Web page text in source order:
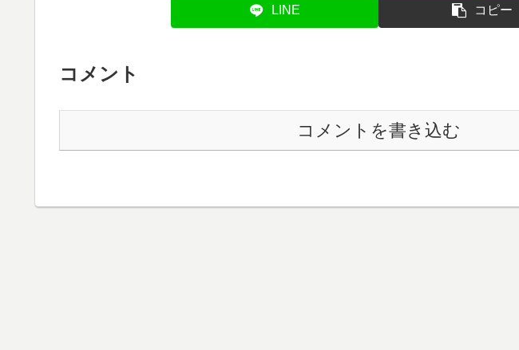
LINE コピー
コメント
コメントを書き込む